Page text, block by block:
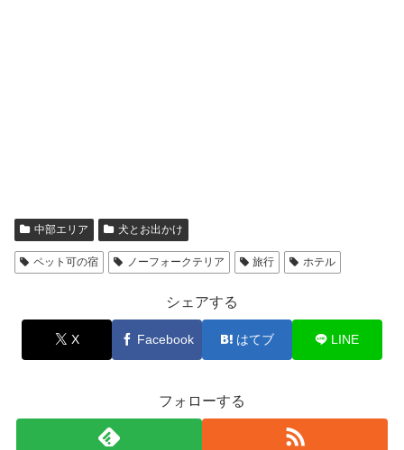
中部エリア 犬とお出かけ
ペット可の宿 ノーフォークテリア 旅行 ホテル
シェアする
X Facebook はてブ LINE
フォローする